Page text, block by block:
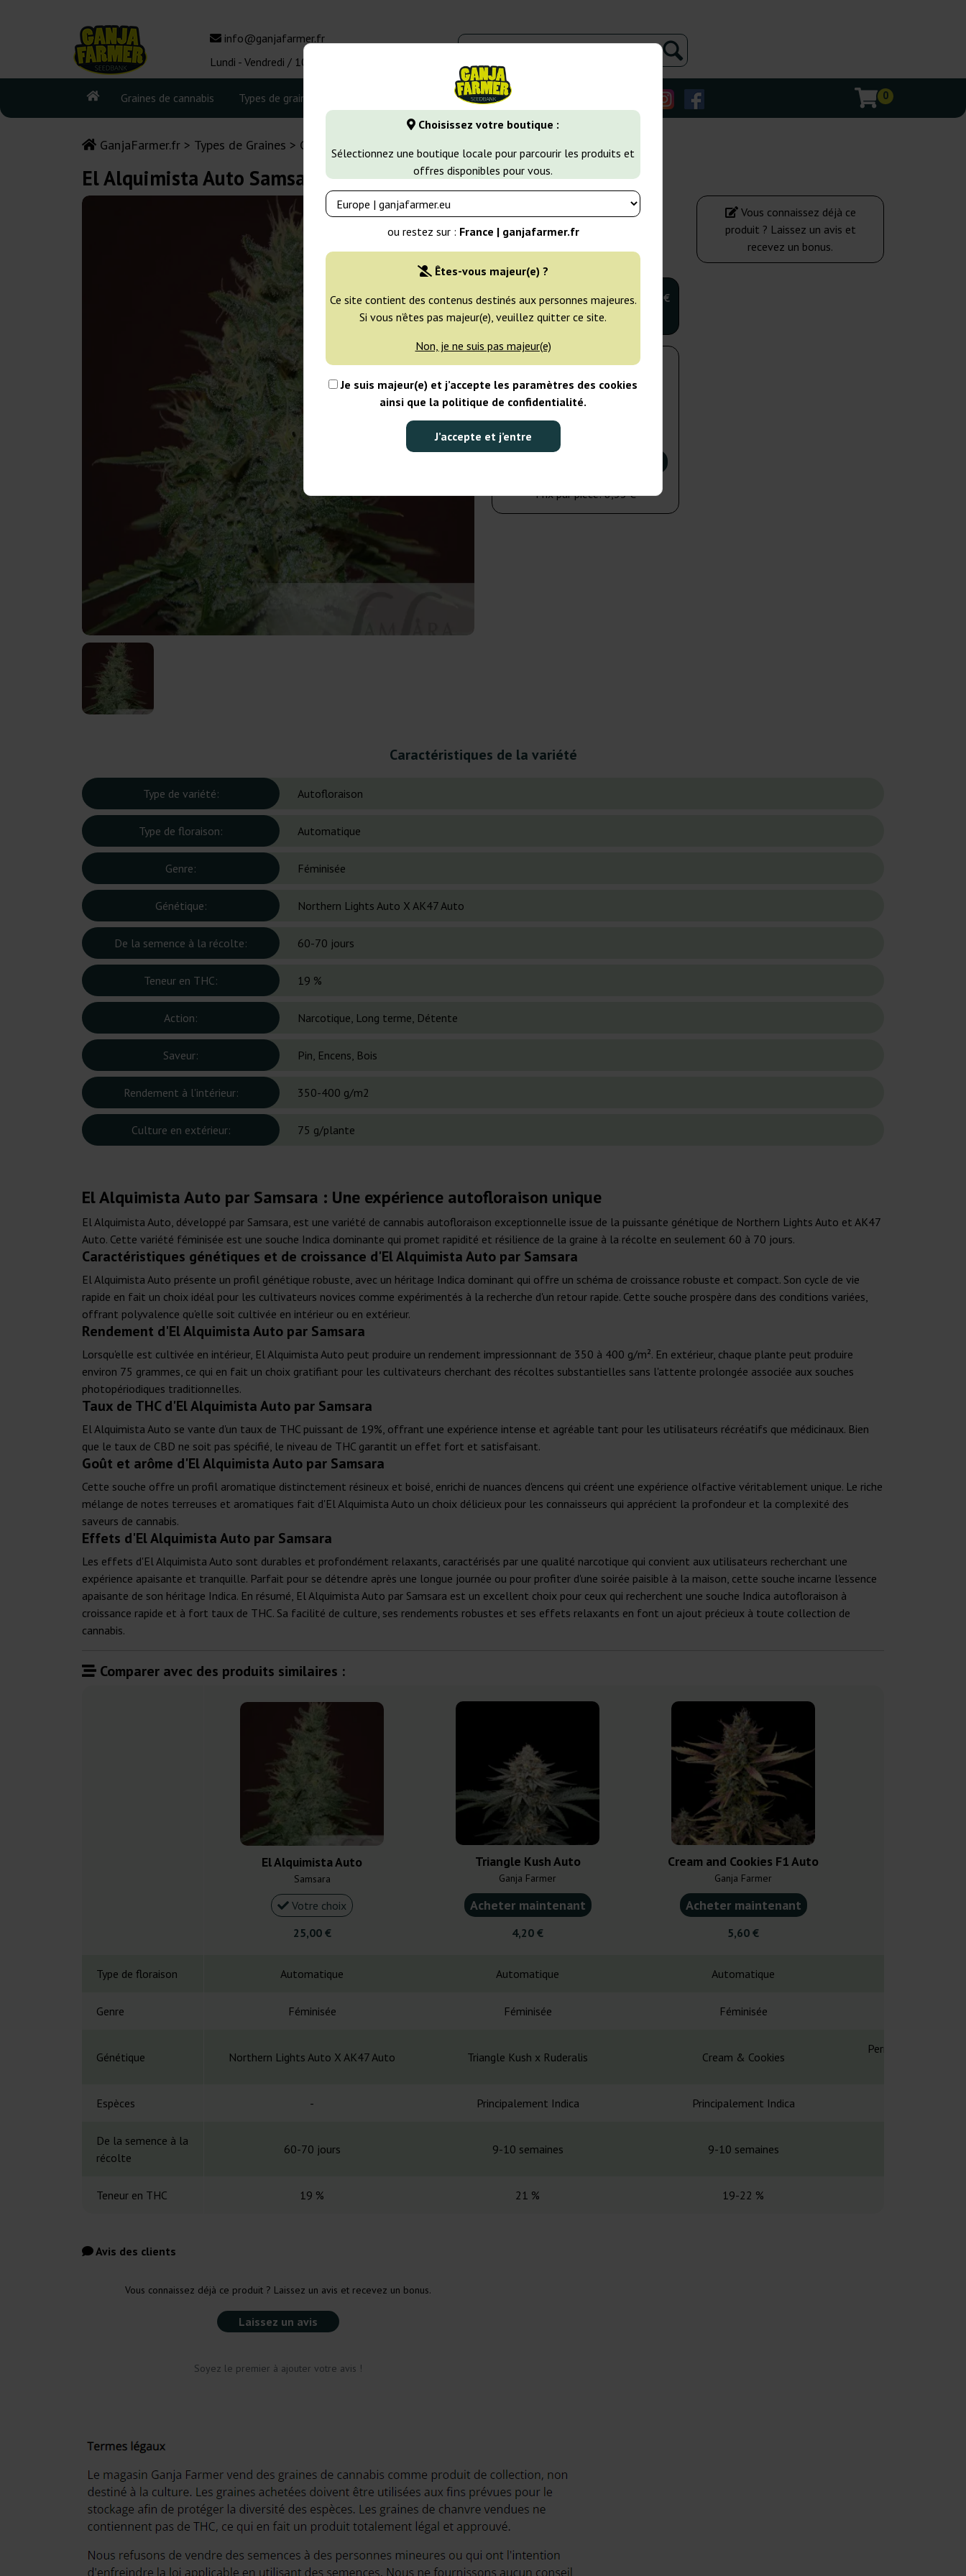
Choisissez votre boutique :
Sélectionnez une boutique locale pour parcourir les produits et
offres disponibles pour vous.
ou restez sur : France | ganjafarmer.fr
Êtes-vous majeur(e) ?
Ce site contient des contenus destinés aux personnes majeures.
Si vous n’êtes pas majeur(e), veuillez quitter ce site.
Non, je ne suis pas majeur(e)
Je suis majeur(e) et j’accepte les paramètres des cookies
ainsi que la politique de confidentialité.
J’accepte et j’entre
info@ganjafarmer.fr
Lundi - Vendredi / 10:00 - 16:00
Graines de cannabis Types de graines Variétés de cannabis 0
GanjaFarmer.fr Types de Graines Graines de Cannabis Indica
El Alquimista Auto Samsara
Samsara
3 graines
EXPÉD. 3-7 JOURS
25,00 €
3 graines
25,00 €
Nombre de paquets :
Prix par pièce:8,33 €
Vous connaissez déjà ce
produit ? Laissez un avis et
recevez un bonus.
Caractéristiques de la variété
Type de variété: Autofloraison
Type de floraison: Automatique
Genre: Féminisée
Génétique: Northern Lights Auto X AK47 Auto
De la semence à la récolte: 60-70 jours
Teneur en THC: 19 %
Action: Narcotique, Long terme, Détente
Saveur: Pin, Encens, Bois
Rendement à l'intérieur: 350-400 g/m2
Culture en extérieur: 75 g/plante
El Alquimista Auto par Samsara : Une expérience autofloraison unique
El Alquimista Auto, développé par Samsara, est une variété de cannabis autofloraison exceptionnelle issue de la puissante génétique de Northern Lights Auto et AK47
Auto. Cette variété féminisée est une souche Indica dominante qui promet rapidité et résilience de la graine à la récolte en seulement 60 à 70 jours.
Caractéristiques génétiques et de croissance d'El Alquimista Auto par Samsara
El Alquimista Auto présente un profil génétique robuste, avec un héritage Indica dominant qui offre un schéma de croissance robuste et compact. Son cycle de vie
rapide en fait un choix idéal pour les cultivateurs novices comme expérimentés à la recherche d'un retour rapide. Cette souche prospère dans des conditions variées,
offrant polyvalence qu'elle soit cultivée en intérieur ou en extérieur.
Rendement d'El Alquimista Auto par Samsara
Lorsqu'elle est cultivée en intérieur, El Alquimista Auto peut produire un rendement impressionnant de 350 à 400 g/m². En extérieur, chaque plante peut produire
environ 75 grammes, ce qui en fait un choix gratifiant pour les cultivateurs cherchant des récoltes substantielles sans l'attente prolongée associée aux souches
photopériodiques traditionnelles.
Taux de THC d'El Alquimista Auto par Samsara
El Alquimista Auto se vante d'un taux de THC puissant de 19%, offrant une expérience intense et agréable tant pour les utilisateurs récréatifs que médicinaux. Bien
que le taux de CBD ne soit pas spécifié, le niveau de THC garantit un effet fort et satisfaisant.
Goût et arôme d'El Alquimista Auto par Samsara
Cette souche offre un profil aromatique distinctement résineux et boisé, enrichi de nuances d'encens qui créent une expérience olfactive véritablement unique. Le riche
mélange de notes terreuses et aromatiques fait d'El Alquimista Auto un choix délicieux pour les connaisseurs qui apprécient la profondeur et la complexité des
saveurs de cannabis.
Effets d'El Alquimista Auto par Samsara
Les effets d'El Alquimista Auto sont durables et profondément relaxants, caractérisés par une qualité narcotique qui convient aux utilisateurs recherchant une
expérience apaisante et tranquille. Parfait pour se détendre après une longue journée ou pour profiter d'une soirée paisible à la maison, cette souche incarne l'essence
apaisante de son héritage Indica. En résumé, El Alquimista Auto par Samsara est un excellent choix pour ceux qui recherchent une souche Indica autofloraison à
croissance rapide et à fort taux de THC. Sa facilité de culture, ses rendements robustes et ses effets relaxants en font un ajout précieux à toute collection de
cannabis.
Comparer avec des produits similaires :
El Alquimista Auto
Samsara
Votre choix
25,00 €
Triangle Kush Auto
Ganja Farmer
Acheter maintenant
4,20 €
Cream and Cookies F1 Auto
Ganja Farmer
Acheter maintenant
5,60 €
Type de floraison Automatique Automatique Automatique
Genre Féminisée Féminisée Féminisée
Génétique Northern Lights Auto X AK47 Auto Triangle Kush x Ruderalis Cream & Cookies
Permanent Marker
Espèces - Principalement Indica Principalement Indica
De la semence à la
récolte
60-70 jours 9-10 semaines 9-10 semaines
Teneur en THC 19 % 21 % 19-22 %
Avis des clients
Vous connaissez déjà ce produit ? Laissez un avis et recevez un bonus.
Laissez un avis
Soyez le premier à ajouter votre avis !